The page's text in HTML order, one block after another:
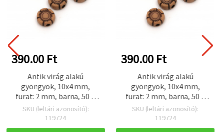
390.00 Ft
Antik virág alakú
gyöngyök, 10x4 mm,
furat: 2 mm, barna, 50 g
(~160 db)
SKU (leltári azonosító):
119724
390.00 Ft
Antik virág alakú
gyöngyök, 10x4 mm,
furat: 2 mm, barna, 50 g
(~160 db)
SKU (leltári azonosító):
119724